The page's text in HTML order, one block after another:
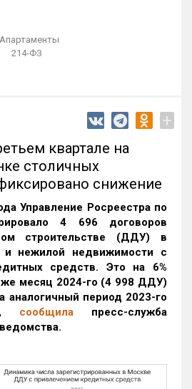
Апартаменты
214-ФЗ
+
квартале на
столичных
снижение
Управление Росреестра по
4 696 договоров
строительстве (ДДУ) в
и нежилой недвижимости с
средств. Это на 6%
месяц 2024-го (4 998 ДДУ)
аналогичный период 2023-го
, сообщила пресс-служба